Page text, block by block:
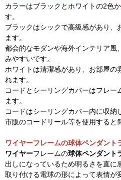
カラーはブラックとホワイトの2色
す。
ブラックはシックで高級感があり、
ます。
都会的なモダンや海外インテリア風
みやすいです。
ホワイトは清潔感があり、お部屋の
れます。
コードとシーリングカバーはフレー
ます。
コードはシーリングカバー内に収納
市販のコードリール等を使用すると
ワイヤーフレームの球体ペンダント
ワイヤーフレームの球体ペンダント
出しになっているため明るさを直に
取り付ける電球の形によって表情が